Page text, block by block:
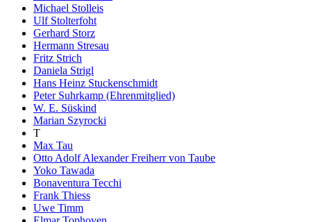
Michael Stolleis
Ulf Stolterfoht
Gerhard Storz
Hermann Stresau
Fritz Strich
Daniela Strigl
Hans Heinz Stuckenschmidt
Peter Suhrkamp (Ehrenmitglied)
W. E. Süskind
Marian Szyrocki
T
Max Tau
Otto Adolf Alexander Freiherr von Taube
Yoko Tawada
Bonaventura Tecchi
Frank Thiess
Uwe Timm